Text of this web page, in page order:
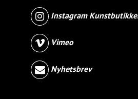
Instagram
Vimeo
Nyhetsbrev